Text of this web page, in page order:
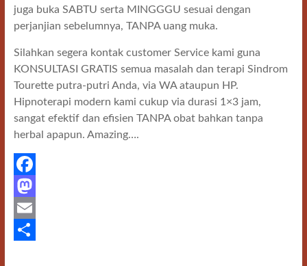
juga buka SABTU serta MINGGGU sesuai dengan
perjanjian sebelumnya, TANPA uang muka.
Silahkan segera kontak customer Service kami guna
KONSULTASI GRATIS semua masalah dan terapi Sindrom
Tourette putra-putri Anda, via WA ataupun HP.
Hipnoterapi modern kami cukup via durasi 1×3 jam,
sangat efektif dan efisien TANPA obat bahkan tanpa
herbal apapun. Amazing….
F
a
c
M
aE